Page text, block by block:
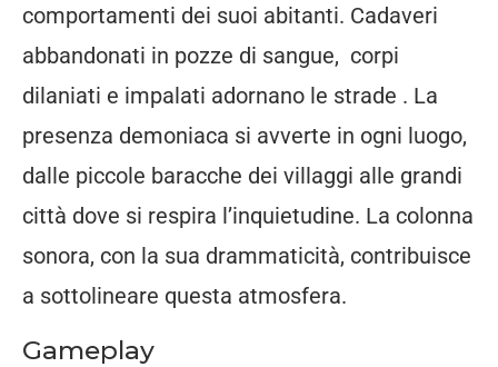
comportamenti dei suoi abitanti. Cadaveri
abbandonati in pozze di sangue, corpi
dilaniati e impalati adornano le strade . La
presenza demoniaca si avverte in ogni luogo,
dalle piccole baracche dei villaggi alle grandi
città dove si respira l’inquietudine. La colonna
sonora, con la sua drammaticità, contribuisce
a sottolineare questa atmosfera.
Gameplay